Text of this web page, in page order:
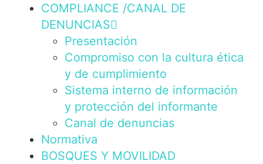
COMPLIANCE /CANAL DE
DENUNCIAS
Presentación
Compromiso con la cultura ética
y de cumplimiento
Sistema interno de información
y protección del informante
Canal de denuncias
Normativa
BOSQUES Y MOVILIDAD